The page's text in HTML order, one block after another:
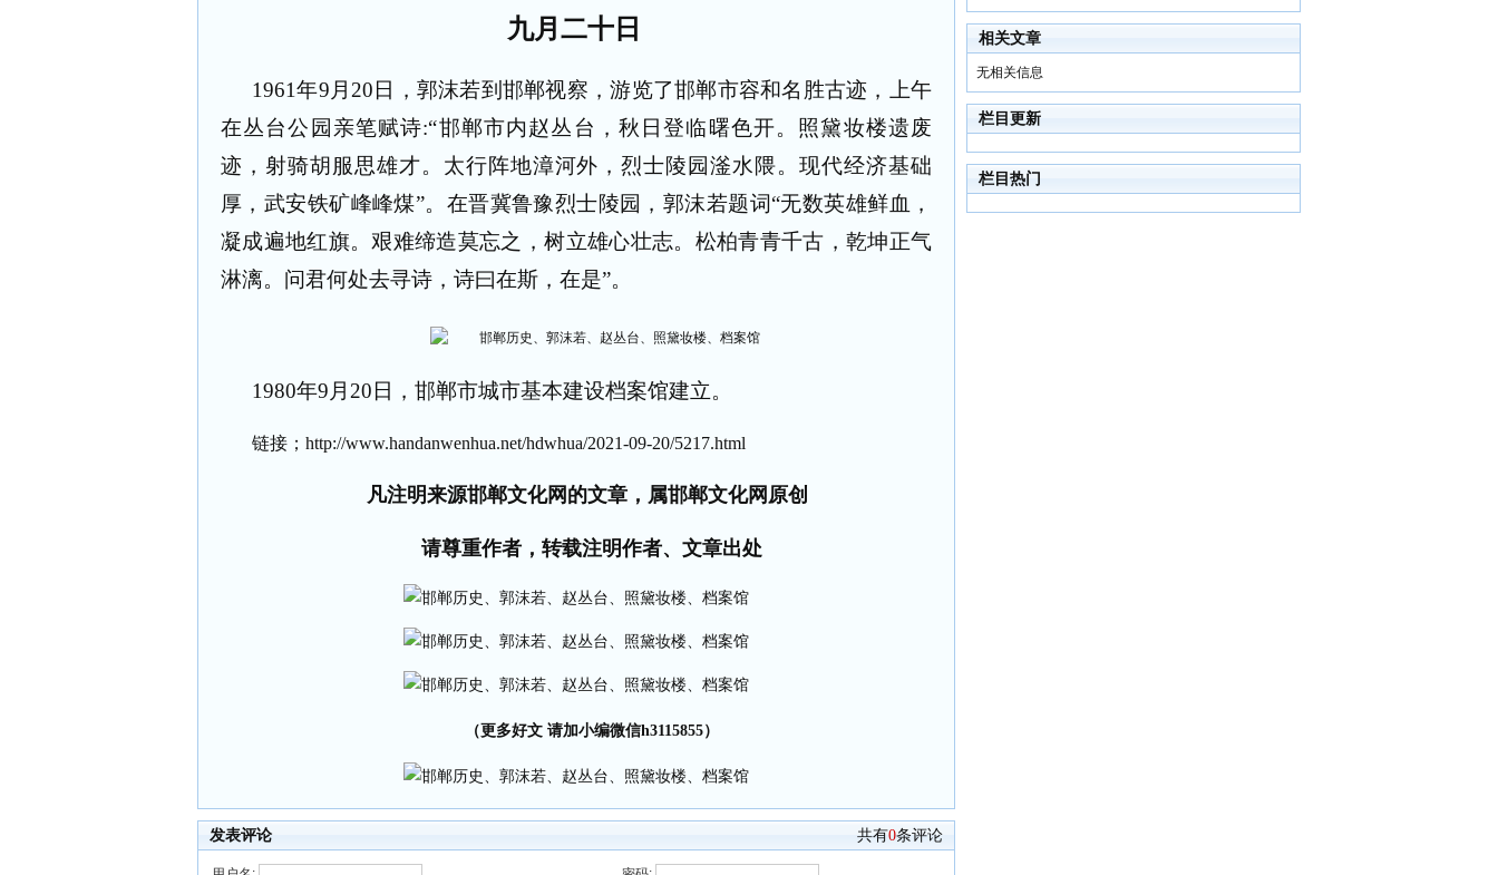
九月二十日
1961年9 月 20 日，郭沫若到邯郸视察，游览了邯郸市容和名胜古迹，上午
在丛台公园亲笔赋诗:“邯郸市内赵丛台，秋日登临曙色开。照黛妆楼遗废
迹，射骑胡服思雄才。太行阵地漳河外，烈士陵园滏水隈。现代经济基础
厚，武安铁矿峰峰煤”。在晋冀鲁豫烈士陵园，郭沫若题词“无数英雄鲜血，
凝成遍地红旗。艰难缔造莫忘之，树立雄心壮志。松柏青青千古，乾坤正气
淋漓。问君何处去寻诗，诗曰在斯，在是”。
1980年9 月 20 日，邯郸市城市基本建设档案馆建立。
链接； http://www.handanwenhua.net/hdwhua/2021-09-20/5217.html
凡注明来源邯郸文化网的文章，属邯郸文化网原创
请尊重作者，转载注明作者、文章出处
（更多好文 请加小编微信h3115855）
发表评论 共有0条评论
相关文章
无相关信息
栏目更新
栏目热门